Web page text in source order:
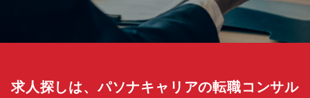
求人探しは、パソナキャリアの転職コンサル